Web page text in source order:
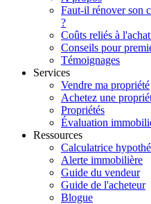
Faut-il rénover son
?
Coûts reliés à
Conseils pour
Témoignages
Services
Vendre ma propriété
Achetez une
Propriétés
Évaluation
Ressources
Calculatrice
Alerte immobilière
Guide du vendeur
Guide de l'acheteur
Blogue